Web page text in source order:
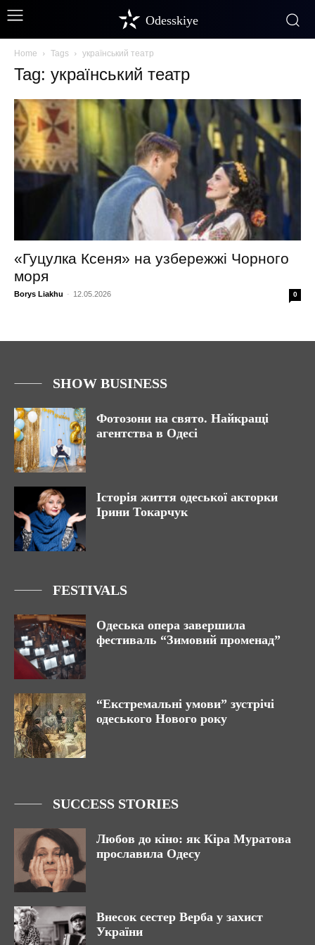
Odesskiye
Home Tags український театр
Tag: український театр
«Гуцулка Ксеня» на узбережжі Чорного
моря
Borys Liakhu - 12.05.2026 0
SHOW BUSINESS
Фотозони на свято. Найкращі
агентства в Одесі
Історія життя одеської акторки
Ірини Токарчук
FESTIVALS
Одеська опера завершила
фестиваль “Зимовий променад”
“Екстремальні умови” зустрічі
одеського Нового року
SUCCESS STORIES
Любов до кіно: як Кіра Муратова
прославила Одесу
Внесок сестер Верба у захист
України